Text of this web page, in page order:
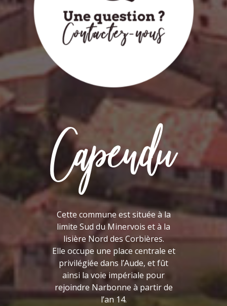
Capendu
Cette commune est située à la
limite Sud du Minervois et à la
lisière Nord des Corbières.
Elle occupe une place centrale et
privilégiée dans l’Aude, et fût
ainsi la voie impériale pour
rejoindre Narbonne à partir de
l’an 14.